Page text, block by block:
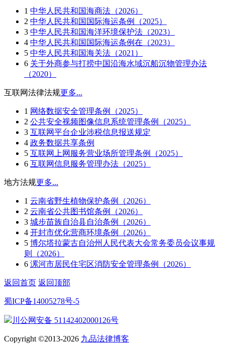
1 中华人民共和国海商法（2026）
2 中华人民共和国国际海运条例（2025）
3 中华人民共和国海洋环境保护法（2023）
4 中华人民共和国国际海运条例在（2023）
5 中华人民共和国海关法（2021）
6 关于外商参与打捞中国沿海水域沉船沉物管理办法
（2020）
互联网法律法规更多...
1 网络数据安全管理条例（2025）
2 公共安全视频图像信息系统管理条例（2025）
3 互联网平台企业涉税信息报送规定
4 政务数据共享条例
5 互联网上网服务营业场所管理条例（2025）
6 互联网信息服务管理办法（2025）
地方法规更多...
1 云南省野生植物保护条例（2026）
2 云南省公共图书馆条例（2026）
3 城步苗族自治县自治条例（2026）
4 开封市优化营商环境条例（2026）
5 博尔塔拉蒙古自治州人民代表大会常务委员会议事规
则（2026）
6 漯河市居民住宅区消防安全管理条例（2026）
返回首页 返回顶部
蜀ICP备14005278号-5
川公网安备 51142402000126号
Copyright ©2013-2026 九品法律博客